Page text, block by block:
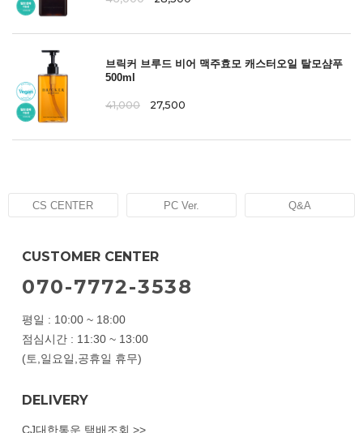
브릭커 브루드 비어 맥주효모 캐스터오일 탈모샴푸
500ml
41,000 27,500
CS CENTER PC Ver. Q&A
CUSTOMER CENTER
070-7772-3538
평일 : 10:00 ~ 18:00
점심시간 : 11:30 ~ 13:00
(토,일요일,공휴일 휴무)
DELIVERY
CJ대한통운 택배조회 >>